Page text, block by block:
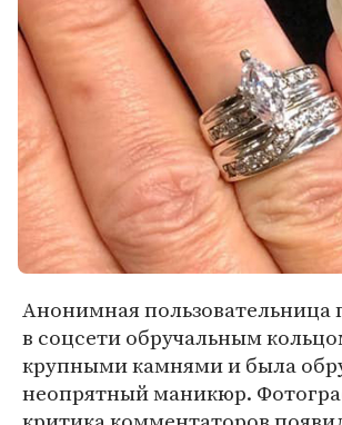
Анонимная пользовательница
в соцсети обручальным
крупными камнями и была
неопрятный маникюр.